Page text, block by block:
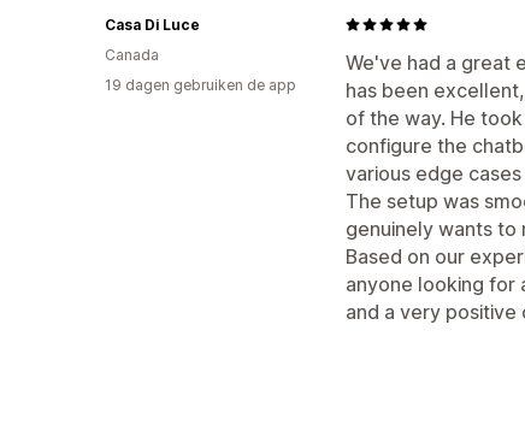
We've had a great
has been
of the way. He
configure the
various edge
The setup was
genuinely wants
Based on our
anyone looking for
and a very
Casa Di Luce
Canada
19 dagen gebruiken de app